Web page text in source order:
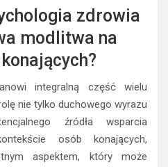
zdrowia
modlitwa na
integralną część wielu
nie tylko duchowego wyrazu
źródła wsparcia
osób konających,
aspektem, który może